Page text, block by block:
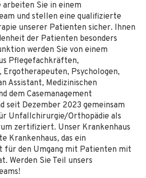
Sie in einem
und stellen eine qualifizierte
unserer Patienten sicher. Ihnen
der Patienten besonders
werden Sie von einem
Pflegefachkräften,
Psychologen,
Assistant, Medizinischen
dem Casemanagement
seit Dezember 2023 gemeinsam
Unfallchirurgie/Orthopädie als
zertifiziert. Unser Krankenhaus
Krankenhaus, das ein
für den Umgang mit Patienten mit
Werden Sie Teil unsers